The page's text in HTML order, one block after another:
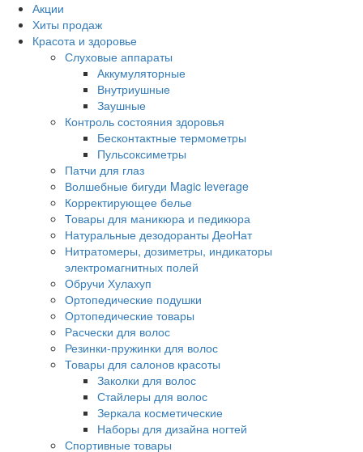
Акции
Хиты продаж
Красота и здоровье
Слуховые аппараты
Аккумуляторные
Внутриушные
Заушные
Контроль состояния здоровья
Бесконтактные термометры
Пульсоксиметры
Патчи для глаз
Волшебные бигуди Magic leverage
Корректирующее белье
Товары для маникюра и педикюра
Натуральные дезодоранты ДеоНат
Нитратомеры, дозиметры, индикаторы
электромагнитных полей
Обручи Хулахуп
Ортопедические подушки
Ортопедические товары
Расчески для волос
Резинки-пружинки для волос
Товары для салонов красоты
Заколки для волос
Стайлеры для волос
Зеркала косметические
Наборы для дизайна ногтей
Спортивные товары